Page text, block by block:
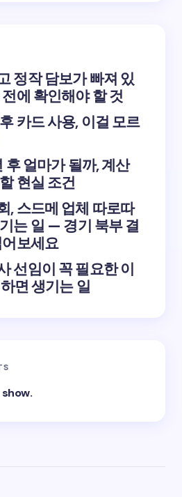
정작 담보가 빠져 있
에 확인해야 할 것
카드 사용, 이걸 모르
얼마가 될까, 계산
현실 조건
, 스드메 업체 따로따
는 일 — 경기 북부 결
보세요
선임이 꼭 필요한 이
면 생기는 일